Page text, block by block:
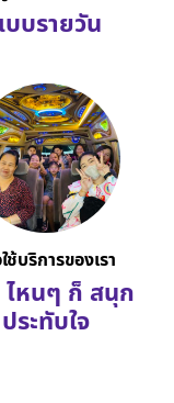
บรายวัน
ช้บริการของเรา
ไหนๆ ก็ สนุก
ประทับใจ